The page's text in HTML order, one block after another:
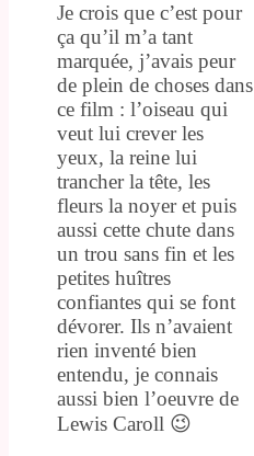
Je crois que c’est pour
ça qu’il m’a tant
marquée, j’avais peur
de plein de choses dans
ce film : l’oiseau qui
veut lui crever les
yeux, la reine lui
trancher la tête, les
fleurs la noyer et puis
aussi cette chute dans
un trou sans fin et les
petites huîtres
confiantes qui se font
dévorer. Ils n’avaient
rien inventé bien
entendu, je connais
aussi bien l’oeuvre de
Lewis Caroll 😉